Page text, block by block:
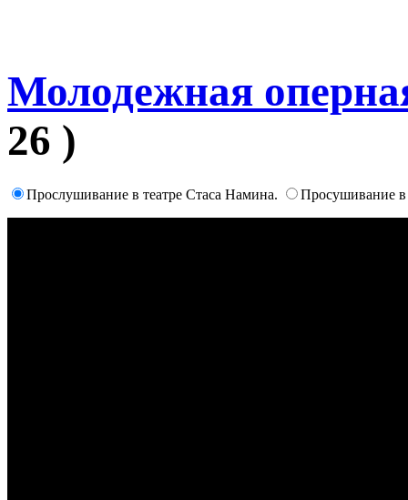
Молодежная
26 )
Прослушивание в театре Стаса Намина. Просушивание